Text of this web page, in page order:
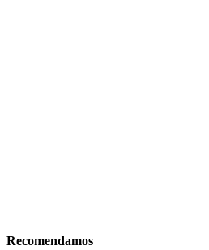
Recomendamos